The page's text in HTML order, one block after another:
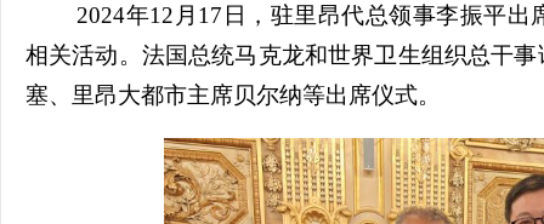
2024年12月17日，驻里昂代总领事李振平
相关活动。法国总统马克龙和世界卫生组织总干
塞、里昂大都市主席贝尔纳等出席仪式。